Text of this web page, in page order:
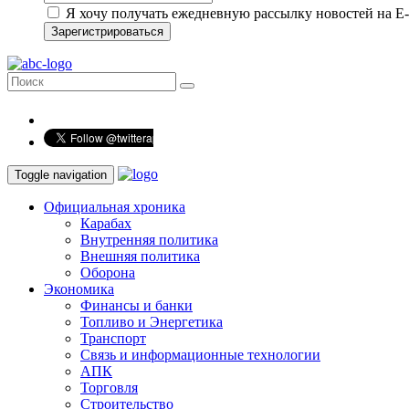
Я хочу получать ежедневную рассылку новостей на
Зарегистрироваться
Toggle navigation
Официальная хроника
Карабах
Внутренняя политика
Внешняя политика
Оборона
Экономика
Финансы и банки
Топливо и Энергетика
Транспорт
Связь и информационные технологии
АПК
Торговля
Строительство